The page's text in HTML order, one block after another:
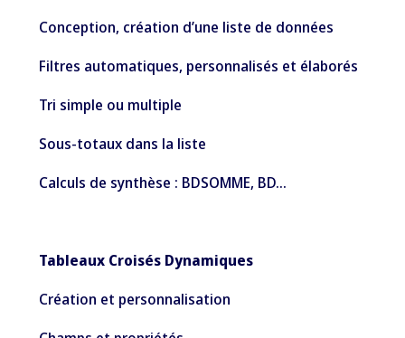
Conception, création d’une liste de données
Filtres automatiques, personnalisés et élaborés
Tri simple ou multiple
Sous-totaux dans la liste
Calculs de synthèse : BDSOMME, BD…
Tableaux Croisés Dynamiques
Création et personnalisation